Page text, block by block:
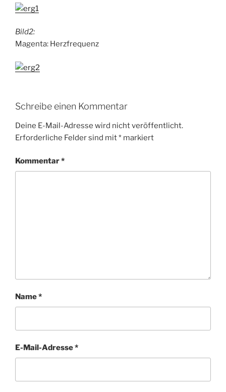
Bild2:
Magenta: Herzfrequenz
Schreibe einen Kommentar
Deine E-Mail-Adresse wird nicht veröffentlicht.
Erforderliche Felder sind mit* markiert
Kommentar*
Name*
E-Mail-Adresse*